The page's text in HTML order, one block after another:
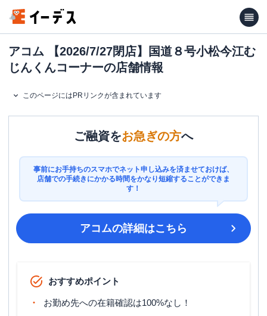
アコム 【2026/7/27閉店】国道８号小松今江む
じんくんコーナーの店舗情報
このページにはPRリンクが含まれています
ご融資をお急ぎの方へ
事前にお手持ちのスマホでネット申し込みを済ませておけば、
店舗での手続きにかかる時間をかなり短縮することができま
す！
アコムの詳細はこちら
おすすめポイント
お勤め先への在籍確認は100%なし！